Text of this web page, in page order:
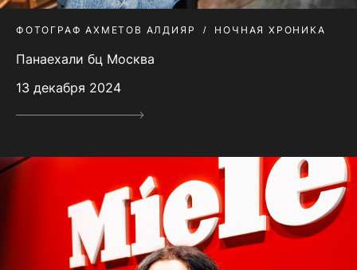
ФОТОГРАФ АХМЕТОВ АЛДИЯР НОЧНАЯ ХРОНИКА
Панаехали бц Москва
13 декабря 2024